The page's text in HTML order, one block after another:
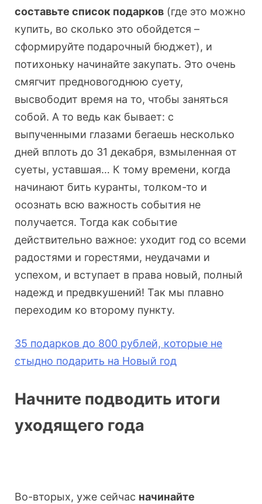
составьте список подарков (где это можно
купить, во сколько это обойдется –
сформируйте подарочный бюджет), и
потихоньку начинайте закупать. Это очень
смягчит предновогоднюю суету,
высвободит время на то, чтобы заняться
собой. А то ведь как бывает: с
выпученными глазами бегаешь несколько
дней вплоть до 31 декабря, взмыленная от
суеты, уставшая… К тому времени, когда
начинают бить куранты, толком-то и
осознать всю важность события не
получается. Тогда как событие
действительно важное: уходит год со всеми
радостями и горестями, неудачами и
успехом, и вступает в права новый, полный
надежд и предвкушений! Так мы плавно
переходим ко второму пункту.
35 подарков до 800 рублей, которые не
стыдно подарить на Новый год
Начните подводить итоги
уходящего года
Во-вторых, уже сейчас начинайте